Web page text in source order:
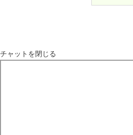
チャットを閉じる